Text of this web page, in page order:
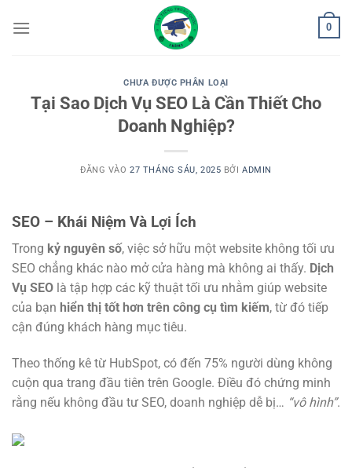
qua
0
CHƯA ĐƯỢC PHÂN LOẠI
Tại Sao Dịch Vụ SEO Là Cần Thiết Cho
Doanh Nghiệp?
ĐĂNG VÀO27 THÁNG SÁU, 2025 BỞIADMIN
SEO – Khái Niệm Và Lợi Ích
Trong kỷ nguyên số, việc sở hữu một website không tối ưu
SEO chẳng khác nào mở cửa hàng mà không ai thấy. Dịch
Vụ SEO là tập hợp các kỹ thuật tối ưu nhằm giúp website
của bạn hiển thị tốt hơn trên công cụ tìm kiếm, từ đó tiếp
cận đúng khách hàng mục tiêu.
Theo thống kê từ HubSpot, có đến 75% người dùng không
cuộn qua trang đầu tiên trên Google. Điều đó chứng minh
rằng nếu không đầu tư SEO, doanh nghiệp dễ bị… “vô hình”.